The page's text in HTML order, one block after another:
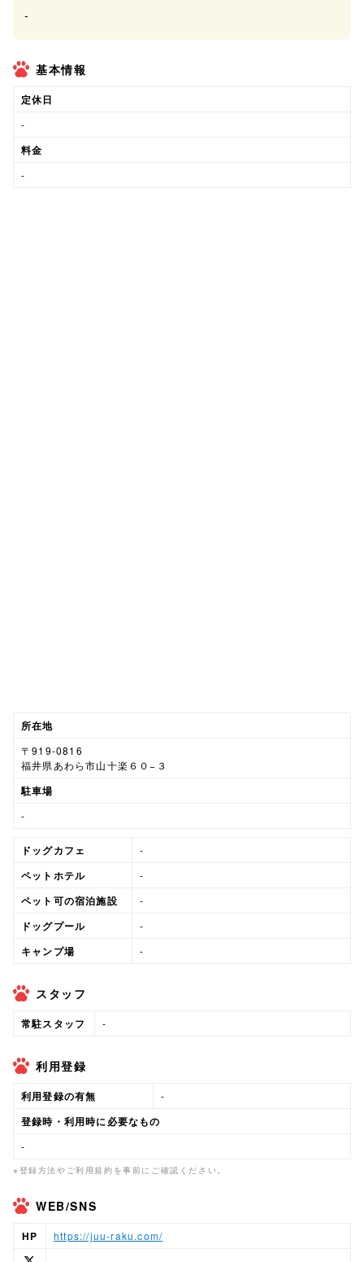
-
基本情報
定休日
-
料金
-
所在地
〒919-0816
福井県あわら市山十楽６０−３
駐車場
-
ドッグカフェ -
ペットホテル -
ペット可の宿泊施設 -
ドッグプール -
キャンプ場 -
スタッフ
常駐スタッフ -
利用登録
利用登録の有無 -
登録時・利用時に必要なもの
-
※登録方法やご利用規約を事前にご確認ください。
WEB/SNS
HP https://juu-raku.com/